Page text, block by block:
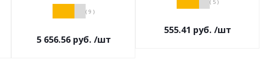
( 9 )
5 656.56руб. /шт
( 5 )
555.41 руб. /шт